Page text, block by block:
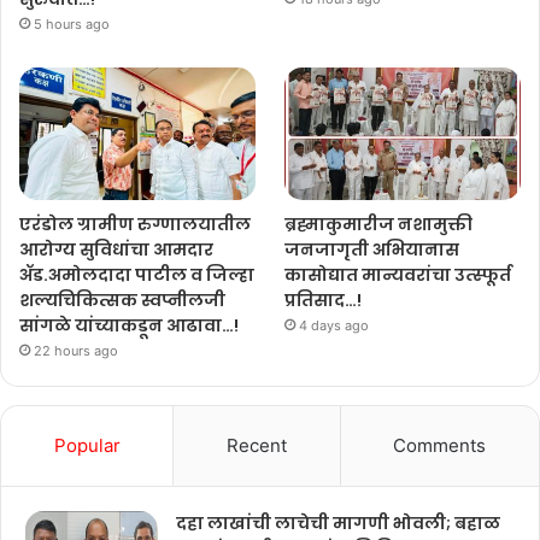
5 hours ago
एरंडोल ग्रामीण रुग्णालयातील
आरोग्य सुविधांचा आमदार
ॲड.अमोलदादा पाटील व जिल्हा
शल्यचिकित्सक स्वप्नीलजी
सांगळे यांच्याकडून आढावा…!
22 hours ago
ब्रह्माकुमारीज नशामुक्ती
जनजागृती अभियानास
कासोद्यात मान्यवरांचा उत्स्फूर्त
प्रतिसाद…!
4 days ago
Popular Recent Comments
दहा लाखांची लाचेची मागणी भोवली; बहाळ